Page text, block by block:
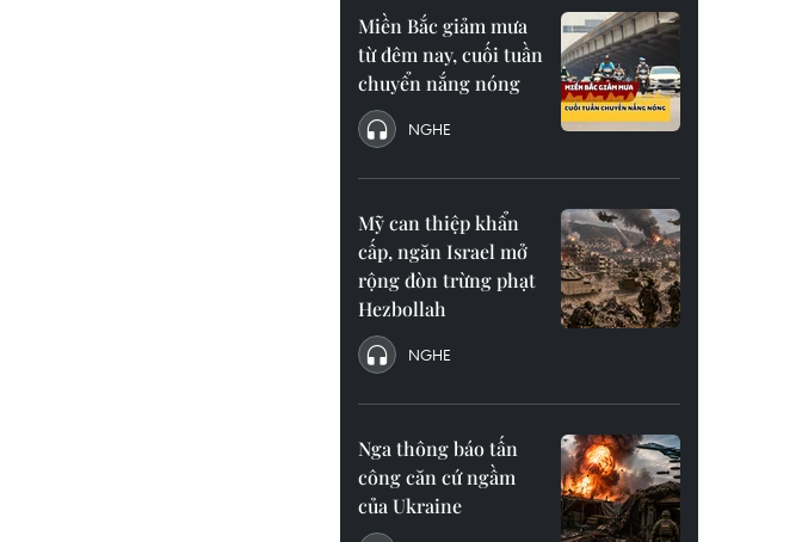
Miền Bắc giảm mưa
từ đêm nay, cuối tuần
chuyển nắng nóng
NGHE
Mỹ can thiệp khẩn
cấp, ngăn Israel mở
rộng đòn trừng phạt
Hezbollah
NGHE
Nga thông báo tấn
công căn cứ ngầm
của Ukraine